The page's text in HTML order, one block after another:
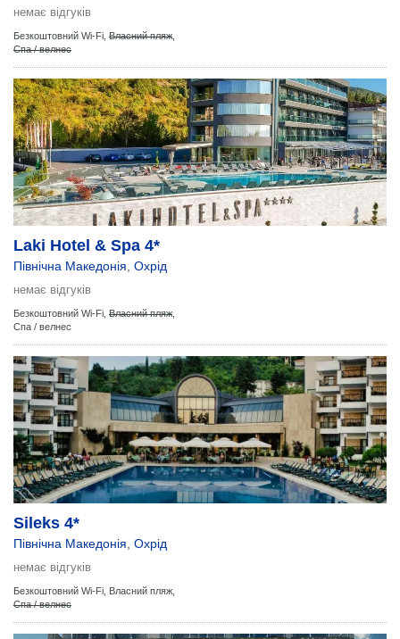
немає відгуків
Безкоштовний Wi-Fi, Власний пляж
Спа / велнес
Laki Hotel & Spa 4*
Північна Македонія Охрід
немає відгуків
Безкоштовний Wi-Fi, Власний пляж
Спа / велнес
Sileks 4*
Північна Македонія Охрід
немає відгуків
Безкоштовний Wi-Fi, Власний пляж,
Спа / велнес